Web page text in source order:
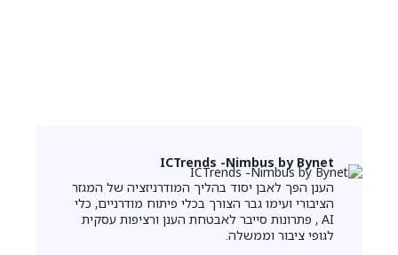
ICTrends -Nimbus by Bynet
הענן הפך לאבן יסוד בהליך המודרניזציה של המגזר
הציבורי ועימו גבר הצורך בכלי פיתוח מודרניים, כלי
AI , פתרונות סייבר לאבטחת הענן ורציפות עסקית
לגופי ציבור וממשלה.